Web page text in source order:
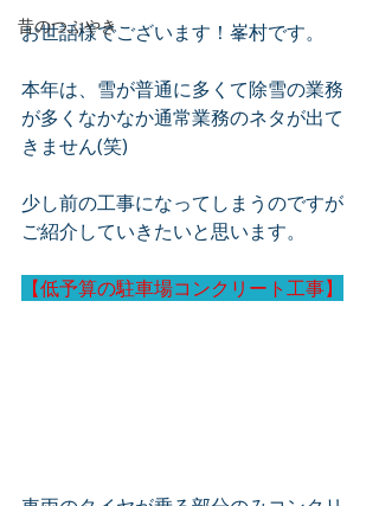
昔のつぶやき
お世話様でございます！峯村です。
本年は、雪が普通に多くて除雪の業務
が多くなかなか通常業務のネタが出て
きません(笑)
少し前の工事になってしまうのですが
ご紹介していきたいと思います。
【低予算の駐車場コンクリート工事】